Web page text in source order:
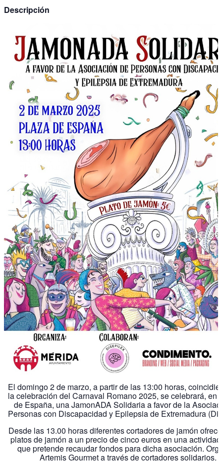
Descripción
El domingo 2 de marzo, a partir de las 13:00 horas,
la celebración del Carnaval Romano 2025, se celebrará, en
de España, una JamonADA Solidaria a favor de la
Personas con Discapacidad y Epilepsia de Extremadura
Desde las 13.00 horas diferentes cortadores de jamón
platos de jamón a un precio de cinco euros en una
que pretende recaudar fondos para dicha asociación.
Artemis Gourmet a través de cortadores solidarios.